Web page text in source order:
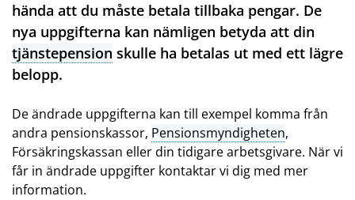
hända att du måste betala tillbaka pengar. De
nya uppgifterna kan nämligen betyda att din
tjänstepension skulle ha betalas ut med ett lägre
belopp.
De ändrade uppgifterna kan till exempel komma från
andra pensionskassor, Pensionsmyndigheten,
Försäkringskassan eller din tidigare arbetsgivare. När vi
får in ändrade uppgifter kontaktar vi dig med mer
information.